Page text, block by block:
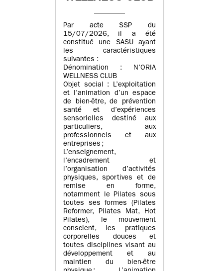
Par acte SSP du
15/07/2026, il a été
constitué une SASU ayant
les caractéristiques
suivantes :
Dénomination : N’ORIA
WELLNESS CLUB
Objet social : L’exploitation
et l’animation d’un espace
de bien-être, de prévention
santé et d’expériences
sensorielles destiné aux
particuliers, aux
professionnels et aux
entreprises ;
L’enseignement,
l’encadrement et
l’organisation d’activités
physiques, sportives et de
remise en forme,
notamment le Pilates sous
toutes ses formes (Pilates
Reformer, Pilates Mat, Hot
Pilates), le mouvement
conscient, les pratiques
corporelles douces et
toutes disciplines visant au
développement et au
maintien du bien-être